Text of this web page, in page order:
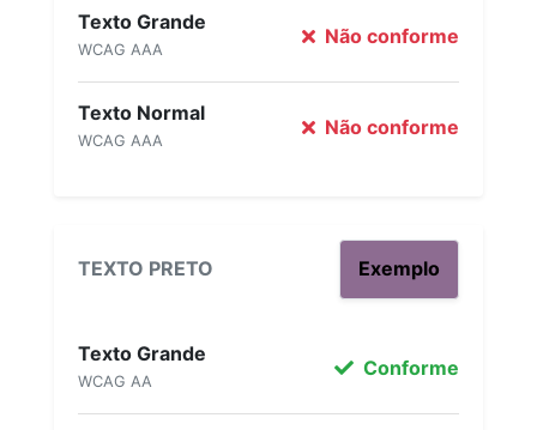
Texto Grande
WCAG AAA
Não conforme
Texto Normal
WCAG AAA
Não conforme
TEXTO PRETO Exemplo
Texto Grande
WCAG AA
Conforme